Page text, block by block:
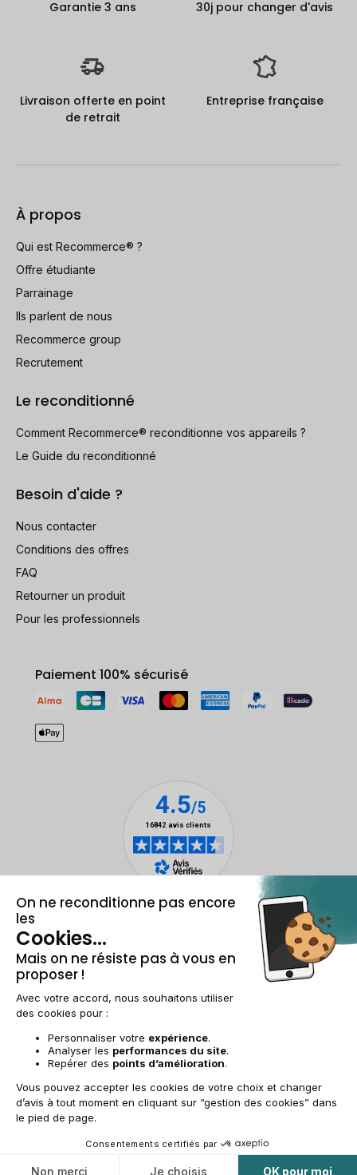
Garantie 3 ans 30j pour changer d'avis
Livraison offerte en point
de retrait
Entreprise française
À propos
Qui est Recommerce® ?
Offre étudiante
Parrainage
Ils parlent de nous
Recommerce group
Recrutement
Le reconditionné
Comment Recommerce® reconditionne vos appareils ?
Le Guide du reconditionné
Besoin d'aide ?
Nous contacter
Conditions des offres
FAQ
Retourner un produit
Pour les professionnels
Paiement 100% sécurisé
Mentions légales et CGUGestion des cookies
Conditions générales de vente
AccessibilitéPlan du site
FR | €
© 2009-2025 RECOMMERCE - Tous droits réservés.